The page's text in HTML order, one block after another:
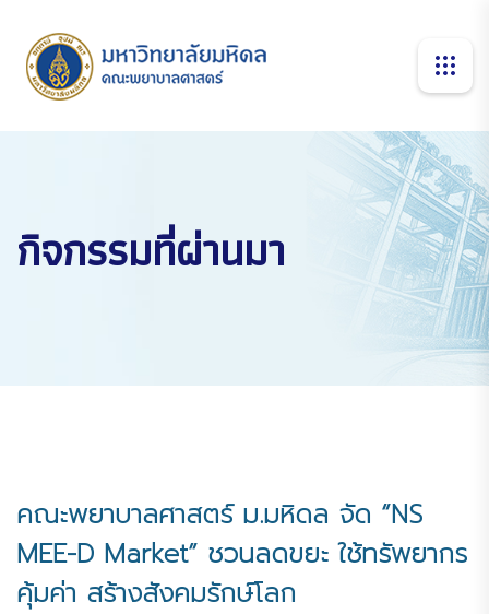
กิจกรรมที่ผ่านมา
คณะพยาบาลศาสตร์ ม.มหิดล จัด “NS
MEE-D Market” ชวนลดขยะ ใช้ทรัพยากร
คุ้มค่า สร้างสังคมรักษ์โลก